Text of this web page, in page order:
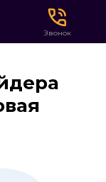
Звонок